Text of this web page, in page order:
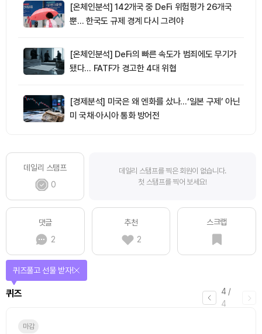
[온체인분석] 142개국 중 DeFi 위험평가 26개국
뿐… 한국도 규제 경계 다시 그려야
[온체인분석] DeFi의 빠른 속도가 범죄에도 무기가
됐다… FATF가 경고한 4대 위협
[경제분석] 미국은 왜 엔화를 샀나…‘일본 구제’ 아닌
미 국채·아시아 통화 방어전
데일리 스탬프
0
데일리 스탬프를 찍은 회원이 없습니다.
첫 스탬프를 찍어 보세요!
댓글
2
추천
2
스크랩
4 /
4
퀴즈
퀴즈풀고 선물 받자!
마감